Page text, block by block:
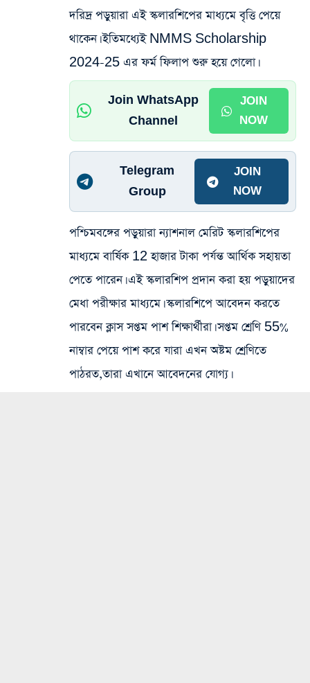
দরিদ্র পড়ুয়ারা এই স্কলারশিপের মাধ্যমে বৃত্তি পেয়ে
থাকেন। ইতিমধ্যেই NMMS Scholarship
2024-25 এর ফর্ম ফিলাপ শুরু হয়ে গেলো।
Join WhatsApp
Channel
JOIN
NOW
Telegram
Group
JOIN
NOW
পশ্চিমবঙ্গের পড়ুয়ারা ন্যাশনাল মেরিট স্কলারশিপের
মাধ্যমে বার্ষিক 12 হাজার টাকা পর্যন্ত আর্থিক সহায়তা
পেতে পারেন। এই স্কলারশিপ প্রদান করা হয় পড়ুয়াদের
মেধা পরীক্ষার মাধ্যমে। স্কলারশিপে আবেদন করতে
পারবেন ক্লাস সপ্তম পাশ শিক্ষার্থীরা। সপ্তম শ্রেণি 55%
নাম্বার পেয়ে পাশ করে যারা এখন অষ্টম শ্রেণিতে
পাঠরত,তারা এখানে আবেদনের যোগ্য।